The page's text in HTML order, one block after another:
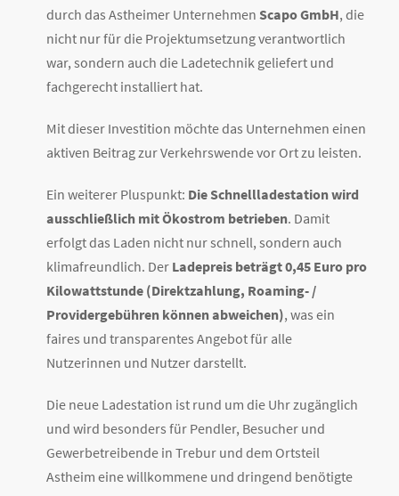
durch das Astheimer Unternehmen Scapo GmbH, die
nicht nur für die Projektumsetzung verantwortlich
war, sondern auch die Ladetechnik geliefert und
fachgerecht installiert hat.
Mit dieser Investition möchte das Unternehmen einen
aktiven Beitrag zur Verkehrswende vor Ort zu leisten.
Ein weiterer Pluspunkt: Die Schnellladestation wird
ausschließlich mit Ökostrom betrieben. Damit
erfolgt das Laden nicht nur schnell, sondern auch
klimafreundlich. Der Ladepreis beträgt 0,45 Euro pro
Kilowattstunde (Direktzahlung, Roaming- /
Providergebühren können abweichen), was ein
faires und transparentes Angebot für alle
Nutzerinnen und Nutzer darstellt.
Die neue Ladestation ist rund um die Uhr zugänglich
und wird besonders für Pendler, Besucher und
Gewerbetreibende in Trebur und dem Ortsteil
Astheim eine willkommene und dringend benötigte